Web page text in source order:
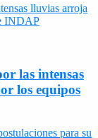
las intensas
los equipos